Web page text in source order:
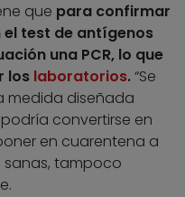
que para confirmar
test de antígenos
una PCR, lo que
los laboratorios.“Se
medida diseñada
convertirse en
en cuarentena a
sanas, tampoco